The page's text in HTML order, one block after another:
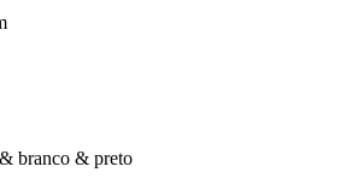
branco & preto